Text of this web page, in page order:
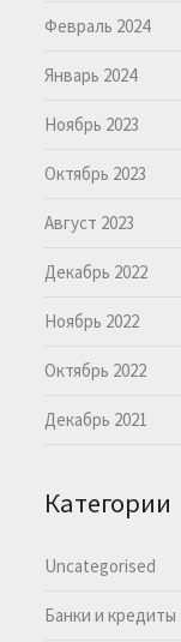
Февраль 2024
Январь 2024
Ноябрь 2023
Октябрь 2023
Август 2023
Декабрь 2022
Ноябрь 2022
Октябрь 2022
Декабрь 2021
Категории
Uncategorised
Банки и кредиты